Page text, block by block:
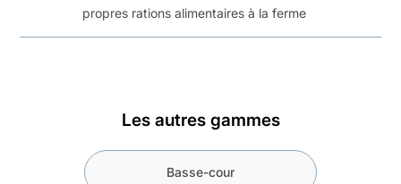
propres rations alimentaires à la ferme
Les autres gammes
Basse-cour